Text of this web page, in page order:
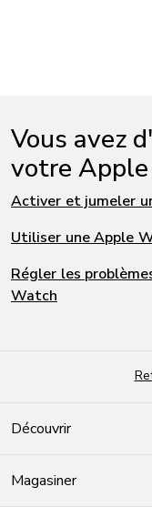
Vous avez
votre
Activer et jumeler
Utiliser une Apple
Régler les
Watch
Découvrir
Magasiner